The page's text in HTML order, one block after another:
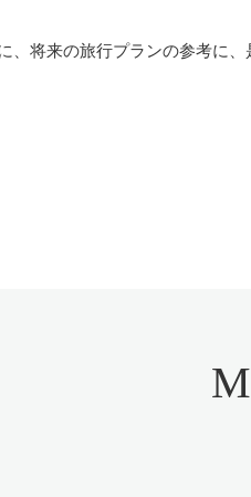
、将来の旅行プランの参考に、